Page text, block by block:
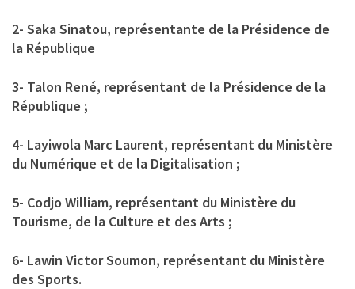
2- Saka Sinatou, représentante de la Présidence de
la République
3- Talon René, représentant de la Présidence de la
République ;
4- Layiwola Marc Laurent, représentant du Ministère
du Numérique et de la Digitalisation ;
5- Codjo William, représentant du Ministère du
Tourisme, de la Culture et des Arts ;
6- Lawin Victor Soumon, représentant du Ministère
des Sports.